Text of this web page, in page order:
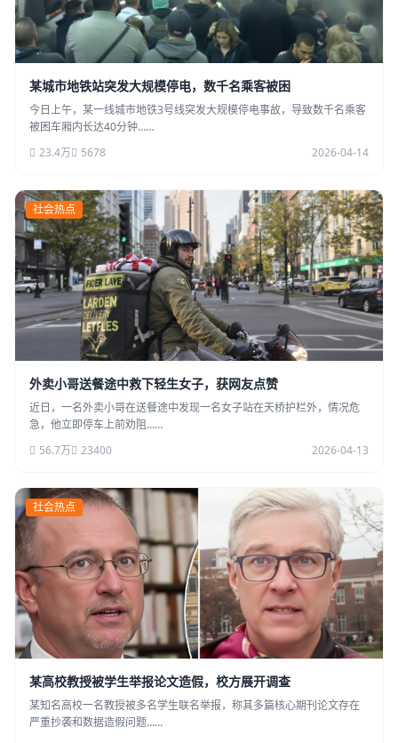
某城市地铁站突发大规模停电，数千名乘客被困
今日上午，某一线城市地铁3号线突发大规模停电事故，导致数千名乘客
被困车厢内长达40分钟……
23.4万
5678 2026-04-14
社会热点
外卖小哥送餐途中救下轻生女子，获网友点赞
近日，一名外卖小哥在送餐途中发现一名女子站在天桥护栏外，情况危
急，他立即停车上前劝阻……
56.7万
23400 2026-04-13
社会热点
某高校教授被学生举报论文造假，校方展开调查
某知名高校一名教授被多名学生联名举报，称其多篇核心期刊论文存在
严重抄袭和数据造假问题……